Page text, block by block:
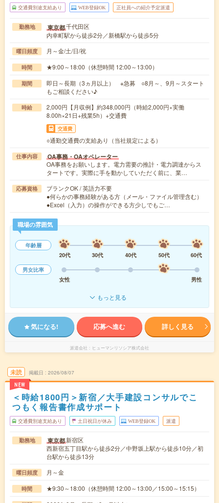
交通費別途支給あり WEB登録OK 正社員への紹介予定派遣
勤務地 東京都千代田区
内幸町駅から徒歩2分／新橋駅から徒歩5分
曜日頻度 月～金/土/日/祝
時間 ★9:00～18:00（休憩時間 12:00～13:00）
期間
即日～長期（3ヵ月以上） ※急募 ○8月～、9月～スタート
もご相談ください♪
時給
2,000円【月収例】約348,000円（時給2,000円×実働
8.00h×21日+残業5h）+交通費
交通費
○通勤交通費の支給あり（当社規定による）
仕事内容 OA事務・OAオペレーター
OA事務をお願いします。電力需要の推計・電力調達からス
タートです。実際に手を動かしていただく前に、業…
応募資格
ブランクOK / 英語力不要
●何らかの事務経験がある方（メール・ファイル管理含む）
●Excel（入力）の操作ができる方少しでもご…
職場の雰囲気
年齢層
20代
30代 40代 50代
60代
男女比率
女性
男性
もっと見る
気になる! 応募へ進む 詳しく見る
派遣会社 ヒューマンリソシア株式会社
未読
NEW
掲載日 2026/08/07
＜時給1800円＞新宿／大手建設コンサルでこ
つもく報告書作成サポート
交通費別途支給あり 土日祝日が休み WEB登録OK 派遣
勤務地 東京都新宿区
西新宿五丁目駅から徒歩2分／中野坂上駅から徒歩10分／初
台駅から徒歩13分
曜日頻度 月～金
時間 ★9:30～18:00（休憩時間 12:00～13:00／15:00～15:15）